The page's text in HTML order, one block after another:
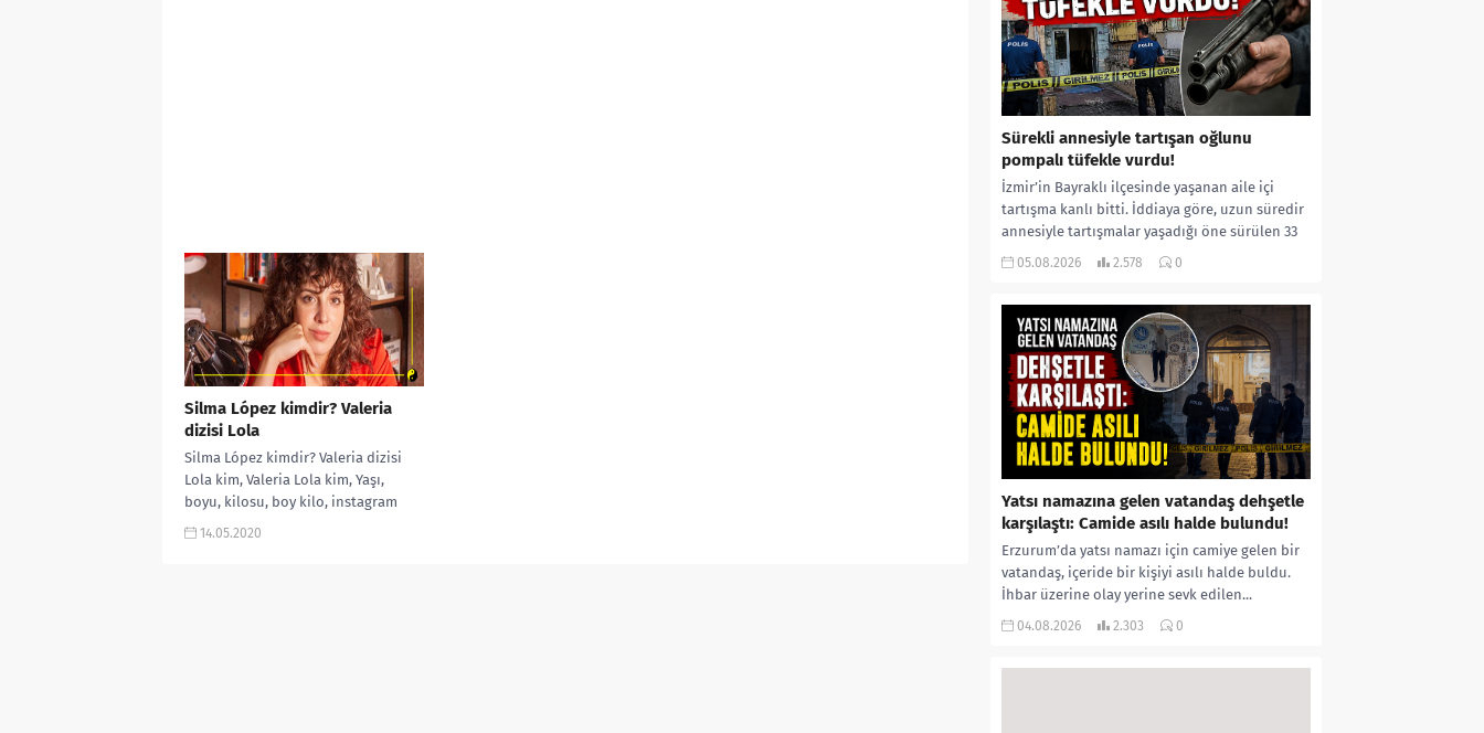
Silma López kimdir? Valeria
dizisi Lola
Silma López kimdir? Valeria dizisi
Lola kim, Valeria Lola kim, Yaşı,
boyu, kilosu, boy kilo, instagram
hesabı, oynadığı dizi ve...
14.05.2020
Sürekli annesiyle tartışan oğlunu
pompalı tüfekle vurdu!
İzmir’in Bayraklı ilçesinde yaşanan aile içi
tartışma kanlı bitti. İddiaya göre, uzun süredir
annesiyle tartışmalar yaşadığı öne sürülen 33
yaşındaki...
05.08.2026 2.578 0
Yatsı namazına gelen vatandaş dehşetle
karşılaştı: Camide asılı halde bulundu!
Erzurum’da yatsı namazı için camiye gelen bir
vatandaş, içeride bir kişiyi asılı halde buldu.
İhbar üzerine olay yerine sevk edilen...
04.08.2026 2.303 0